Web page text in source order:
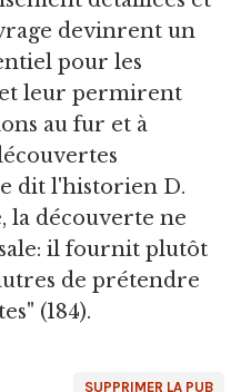
devinrent un
pour les
leur permirent
au fur et à
dit l'historien D.
la découverte ne
il fournit plutôt
de prétendre
(184).
SUPPRIMER LA PUB